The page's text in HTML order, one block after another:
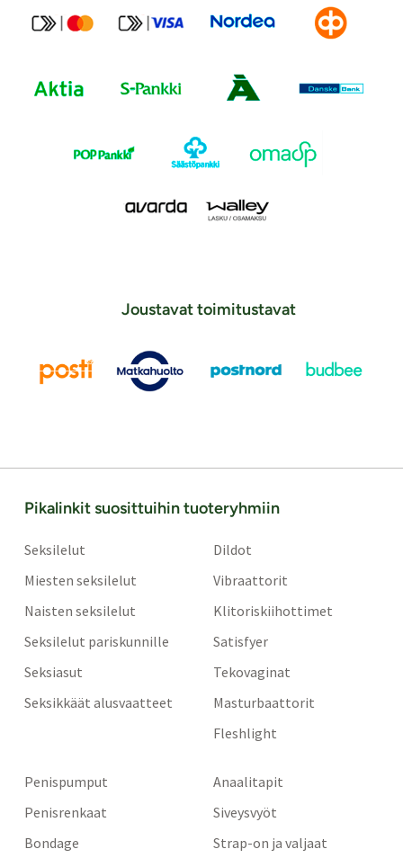
Joustavat toimitustavat
Pikalinkit suosittuihin tuoteryhmiin
Seksilelut
Miesten seksilelut
Naisten seksilelut
Seksilelut pariskunnille
Seksiasut
Seksikkäät alusvaatteet
Dildot
Vibraattorit
Klitoriskiihottimet
Satisfyer
Tekovaginat
Masturbaattorit
Fleshlight
Penispumput
Penisrenkaat
Bondage
Anaalitapit
Siveysvyöt
Strap-on ja valjaat